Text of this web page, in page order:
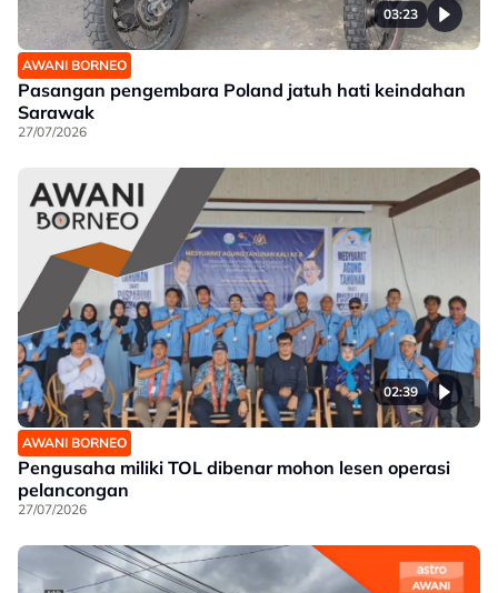
03:23
AWANI BORNEO
Pasangan pengembara Poland jatuh hati keindahan
Sarawak
27/07/2026
02:39
AWANI BORNEO
Pengusaha miliki TOL dibenar mohon lesen operasi
pelancongan
27/07/2026